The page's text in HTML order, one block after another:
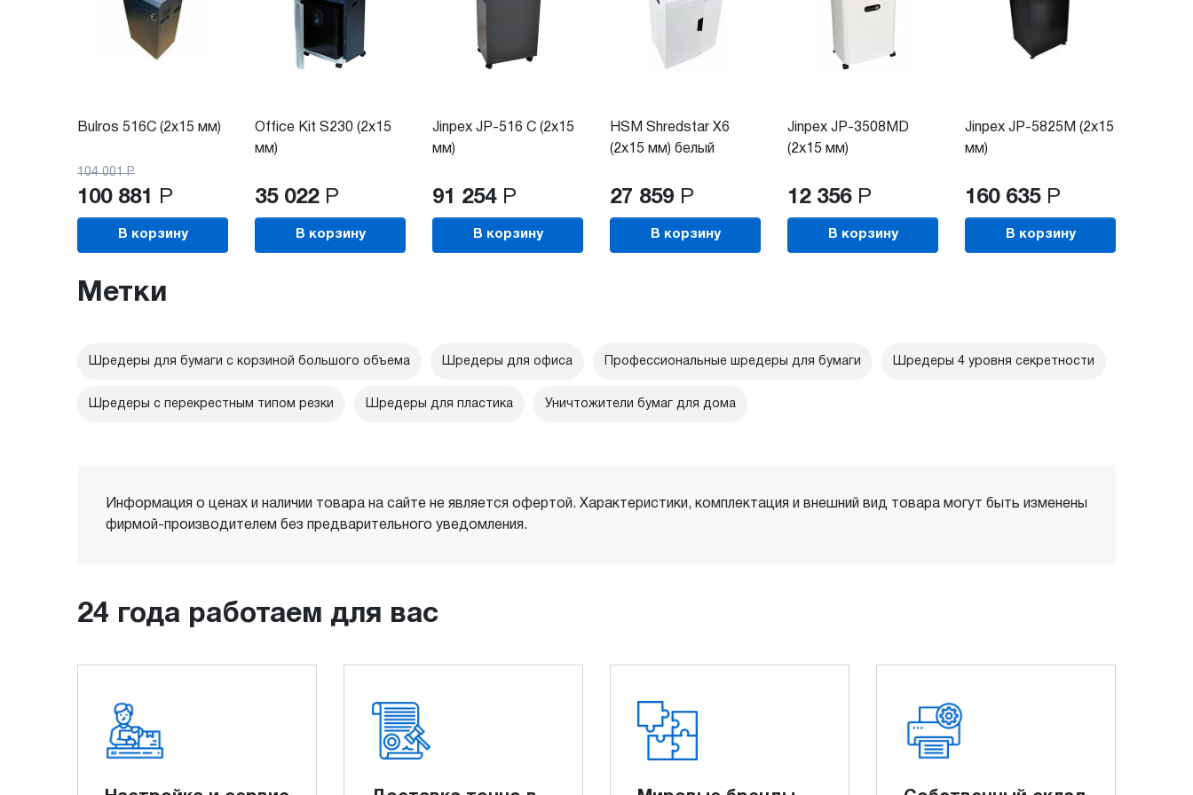
Bulros 516C (2x15 мм)
104 001 Р
100 881 Р
В корзину
Office Kit S230 (2x15
мм)
35 022 Р
В корзину
Jinpex JP-516 C (2x15
мм)
91 254 Р
В корзину
HSM Shredstar X6
(2x15 мм) белый
27 859 Р
В корзину
Jinpex JP-3508MD
(2x15 мм)
12 356 Р
В корзину
Jinpex JP-5825M (2x15
мм)
160 635 Р
В корзину
Метки
Шредеры для бумаги с корзиной большого объема Шредеры для офиса Профессиональные шредеры для бумаги Шредеры 4 уровня секретности
Шредеры с перекрестным типом резки Шредеры для пластика Уничтожители бумаг для дома
Информация о ценах и наличии товара на сайте не является офертой. Характеристики, комплектация и внешний вид товара могут быть изменены
фирмой-производителем без предварительного уведомления.
24 года работаем для вас